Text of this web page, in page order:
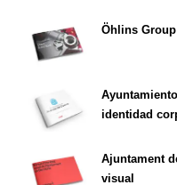
Öhlins
identidad
Ajuntament
visual